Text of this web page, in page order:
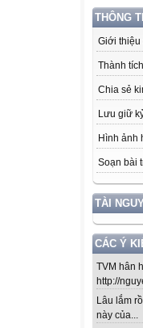
THÔNG
Giới thiệu
Thành tích
Chia sẻ
Lưu giữ
Hình ảnh
Soạn bài
TÀI
CÁC Ý
TVM hân
http://
Lâu lắm
này của...